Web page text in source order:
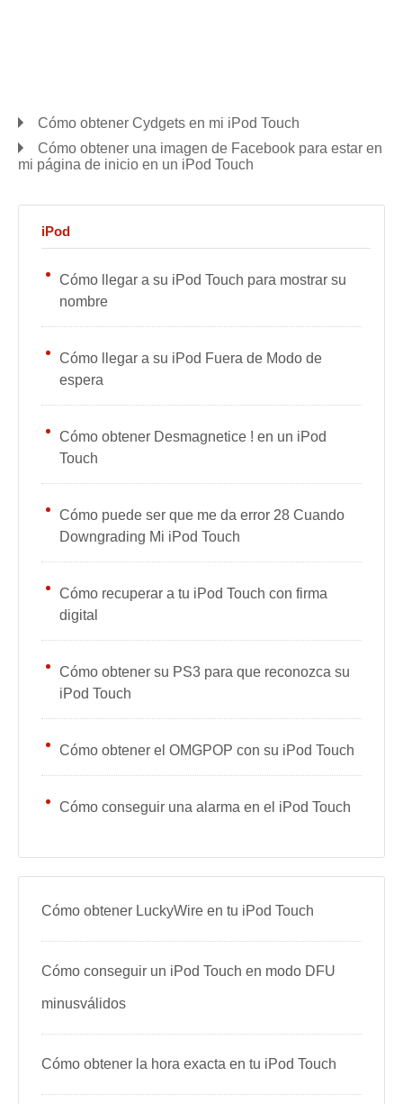
Cómo obtener Cydgets en mi iPod Touch
Cómo obtener una imagen de Facebook para estar en
mi página de inicio en un iPod Touch
iPod
Cómo llegar a su iPod Touch para mostrar su
nombre
Cómo llegar a su iPod Fuera de Modo de
espera
Cómo obtener Desmagnetice ! en un iPod
Touch
Cómo puede ser que me da error 28 Cuando
Downgrading Mi iPod Touch
Cómo recuperar a tu iPod Touch con firma
digital
Cómo obtener su PS3 para que reconozca su
iPod Touch
Cómo obtener el OMGPOP con su iPod Touch
Cómo conseguir una alarma en el iPod Touch
Cómo obtener LuckyWire en tu iPod Touch
Cómo conseguir un iPod Touch en modo DFU
minusválidos
Cómo obtener la hora exacta en tu iPod Touch